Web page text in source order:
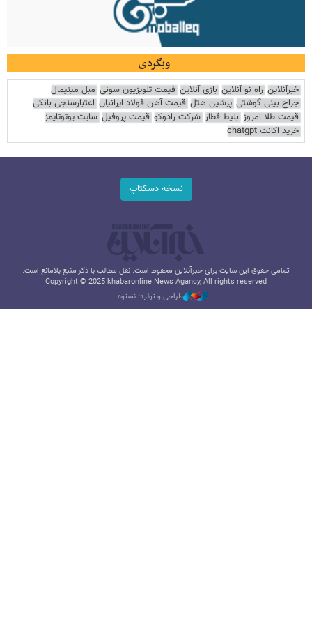
وبگردی
خبرآنلاین راه نو آنلاین بازی آنلاین قیمت تلویزیون سونی مبل مینیمال
جراح بینی گوشتی پرشین هتل قیمت آهن فولاد ایرانیان اعتبارسنجی بانکی
قیمت طلا امروز بلیط قطار شرکت رادوکو قیمت پروفیل سایت یوتوتایمز
خرید اکانت chatgpt
نسخه دسکتاپ
تمامی حقوق این سایت برای خبرآنلاین محفوظ است. نقل مطالب با ذکر منبع بلامانع است.
Copyright © 2025 khabaronline News Agancy, All rights reserved
طراحی و تولید: نستوه